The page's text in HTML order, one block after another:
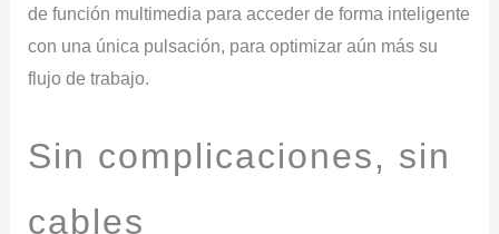
de función multimedia para acceder de forma inteligente
con una única pulsación, para optimizar aún más su
flujo de trabajo.
Sin complicaciones, sin
cables